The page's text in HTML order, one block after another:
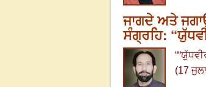
ਜਾਗਦੇ ਅਤੇ
ਸੰਗ੍ਰਹਿ:
““
(17